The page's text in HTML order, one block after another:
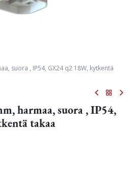
suora , IP54, GX24 q2 18W, kytkentä
harmaa, suora , IP54,
takaa